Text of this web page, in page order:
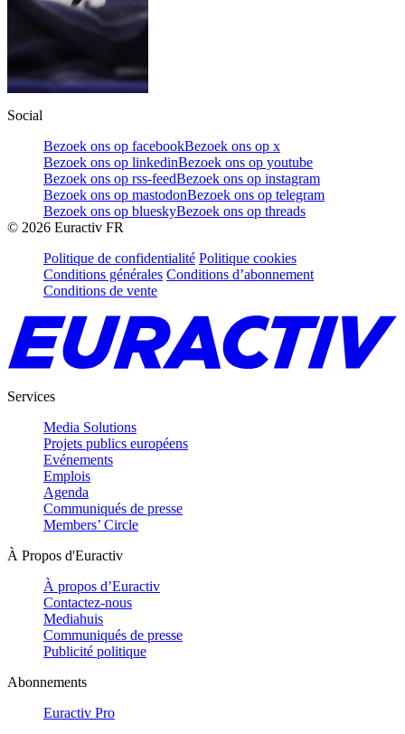
Social
Bezoek ons op facebookBezoek ons op x
Bezoek ons op linkedinBezoek ons op youtube
Bezoek ons op rss-feedBezoek ons op instagram
Bezoek ons op mastodonBezoek ons op telegram
Bezoek ons op blueskyBezoek ons op threads
© 2026 Euractiv FR
Politique de confidentialité Politique cookies
Conditions générales Conditions d’abonnement
Conditions de vente
Services
Media Solutions
Projets publics européens
Evénements
Emplois
Agenda
Communiqués de presse
Members’ Circle
À Propos d'Euractiv
À propos d’Euractiv
Contactez-nous
Mediahuis
Communiqués de presse
Publicité politique
Abonnements
Euractiv Pro